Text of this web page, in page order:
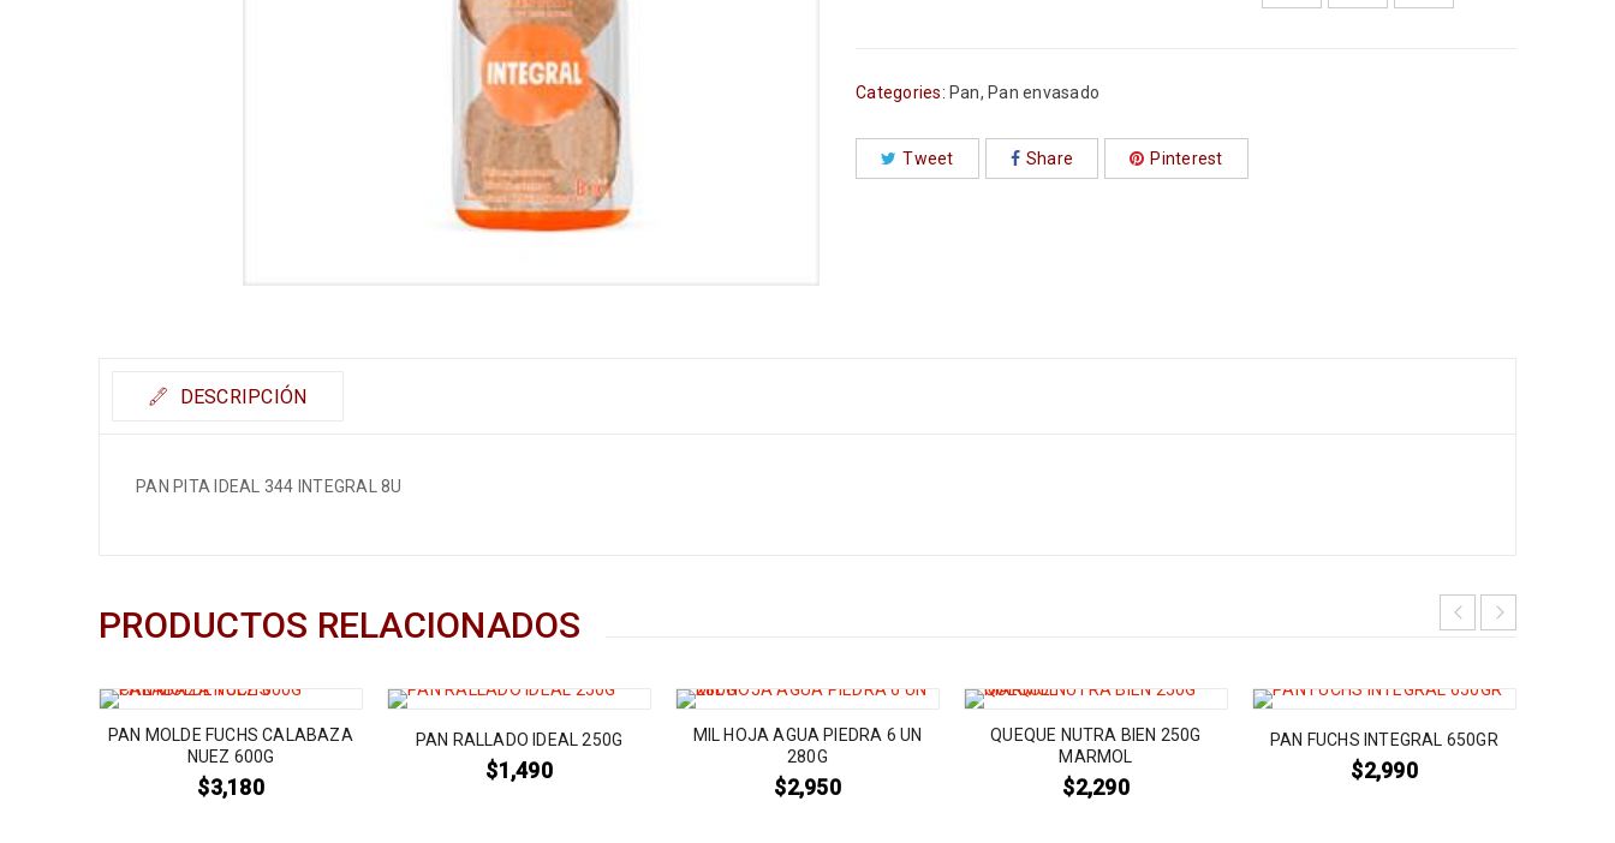
Categories: Pan, Pan envasado
Tweet Share Pinterest
DESCRIPCIÓN
PAN PITA IDEAL 344 INTEGRAL 8U
PRODUCTOS RELACIONADOS
PAN MOLDE FUCHS CALABAZA
NUEZ 600G
$3,180
PAN RALLADO IDEAL 250G
$1,490
MIL HOJA AGUA PIEDRA 6 UN
280G
$2,950
QUEQUE NUTRA BIEN 250G
MARMOL
$2,290
PAN FUCHS INTEGRAL 650GR
$2,990